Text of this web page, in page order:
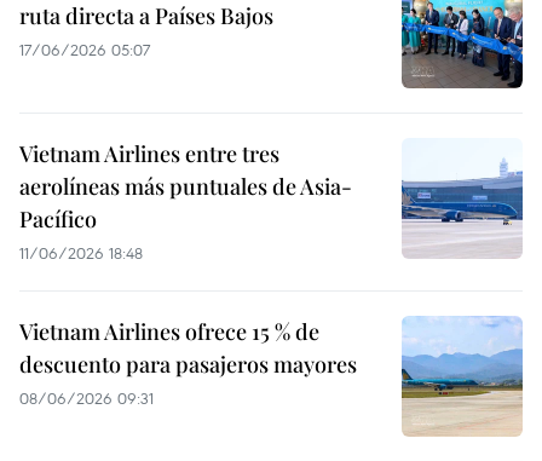
ruta directa a Países Bajos
17/06/2026 05:07
Vietnam Airlines entre tres
aerolíneas más puntuales de Asia-
Pacífico
11/06/2026 18:48
Vietnam Airlines ofrece 15 % de
descuento para pasajeros mayores
08/06/2026 09:31